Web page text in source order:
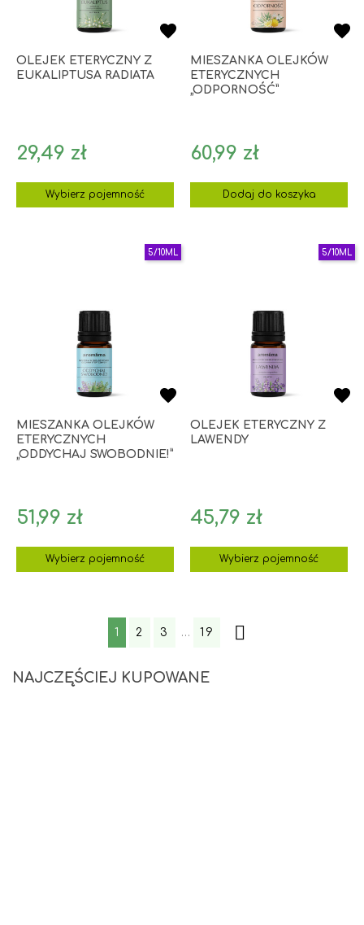
OLEJEK ETERYCZNY Z
EUKALIPTUSA RADIATA
Cena
29,49 zł
Wybierz pojemność
MIESZANKA OLEJKÓW
ETERYCZNYCH
„ODPORNOŚĆ”
Cena
60,99 zł
Dodaj do koszyka
5/10ML
MIESZANKA OLEJKÓW
ETERYCZNYCH
„ODDYCHAJ SWOBODNIE!”
Cena
51,99 zł
Wybierz pojemność
5/10ML
OLEJEK ETERYCZNY Z
LAWENDY
Cena
45,79 zł
Wybierz pojemność
1 2 3 … 19 
NAJCZĘŚCIEJ KUPOWANE